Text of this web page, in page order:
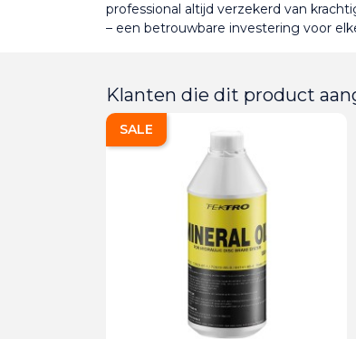
professional altijd verzekerd van
– een betrouwbare investering voor
Klanten die dit product
SALE